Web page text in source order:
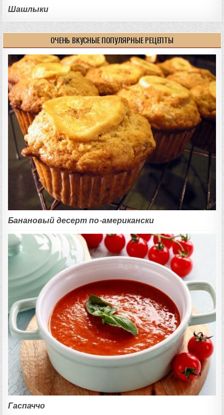
Шашлыки
ОЧЕНЬ ВКУСНЫЕ ПОПУЛЯРНЫЕ РЕЦЕПТЫ
Банановый десерт по-американски
Гаспаччо